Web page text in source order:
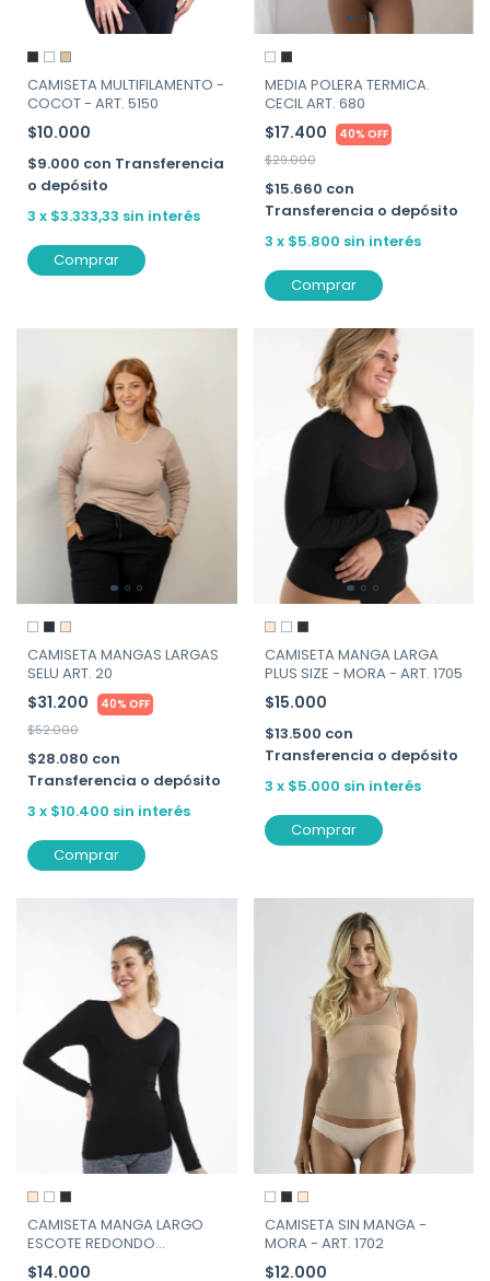
CAMISETA MULTIFILAMENTO -
COCOT - ART. 5150
$10.000
$9.000 con Transferencia
o depósito
3 x $3.333,33 sin interés
Comprar
MEDIA POLERA TERMICA.
CECIL ART. 680
$17.400 40% OFF
$29.000
$15.660 con
Transferencia o depósito
3 x $5.800 sin interés
Comprar
CAMISETA MANGAS LARGAS
SELU ART. 20
$31.200 40% OFF
$52.000
$28.080 con
Transferencia o depósito
3 x $10.400 sin interés
Comprar
CAMISETA MANGA LARGA
PLUS SIZE - MORA - ART. 1705
$15.000
$13.500 con
Transferencia o depósito
3 x $5.000 sin interés
Comprar
CAMISETA MANGA LARGO
ESCOTE REDONDO
PROFUNDO - MORA - ART.
$14.000
CAMISETA SIN MANGA -
MORA - ART. 1702
$12.000